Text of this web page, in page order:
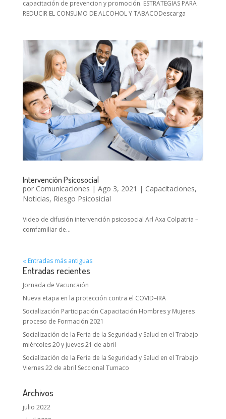
capacitación de prevencion y promoción. ESTRATEGIAS PARA
REDUCIR EL CONSUMO DE ALCOHOL Y TABACODescarga
Intervención Psicosocial
por Comunicaciones | Ago 3, 2021 | Capacitaciones,
Noticias, Riesgo Psicosicial
Video de difusión intervención psicosocial Arl Axa Colpatria –
comfamiliar de...
« Entradas más antiguas
Entradas recientes
Jornada de Vacuncaión
Nueva etapa en la protección contra el COVID–IRA
Socialización Participación Capacitación Hombres y Mujeres
proceso de Formación 2021
Socialización de la Feria de la Seguridad y Salud en el Trabajo
miércoles 20 y jueves 21 de abril
Socialización de la Feria de la Seguridad y Salud en el Trabajo
Viernes 22 de abril Seccional Tumaco
Archivos
julio 2022